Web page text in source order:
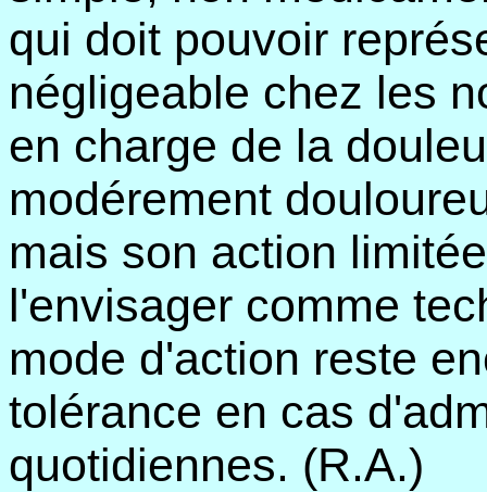
qui doit pouvoir
négligeable chez les
en charge de la
modérement
mais son action
l'envisager comme
mode d'action reste
tolérance en cas
quotidiennes. (R.A.)